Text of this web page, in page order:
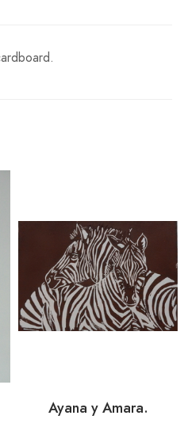
Ayana y Amara.